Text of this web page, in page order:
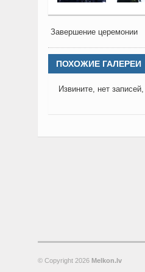
Завершение церемонии
ПОХОЖИЕ ГАЛЕРЕИ
Извините, нет
© Copyright 2026 Melkon.lv